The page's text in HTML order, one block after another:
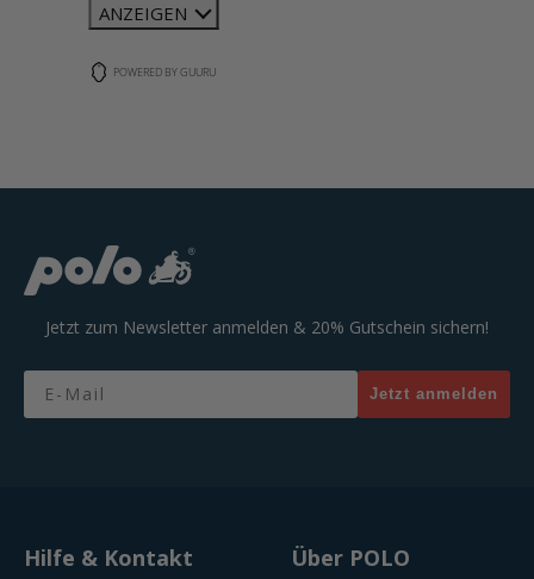
ANZEIGEN
POWERED BY GUURU
Jetzt zum Newsletter anmelden & 20% Gutschein sichern!
Email
Jetzt anmelden
Hilfe & Kontakt Über POLO